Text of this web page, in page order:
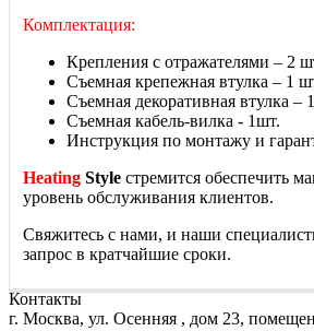
Комплектация:
Крепления с отражателями – 2
Съемная крепежная втулка – 1
Съемная декоративная втулка –
Съемная кабель-вилка - 1шт.
Инструкция по монтажу и
Heating Style стремится обеспечить
уровень обслуживания клиентов.
Свяжитесь с нами, и наши
запрос в кратчайшие сроки.
Контакты
г. Москва, ул. Осенняя , дом 23,